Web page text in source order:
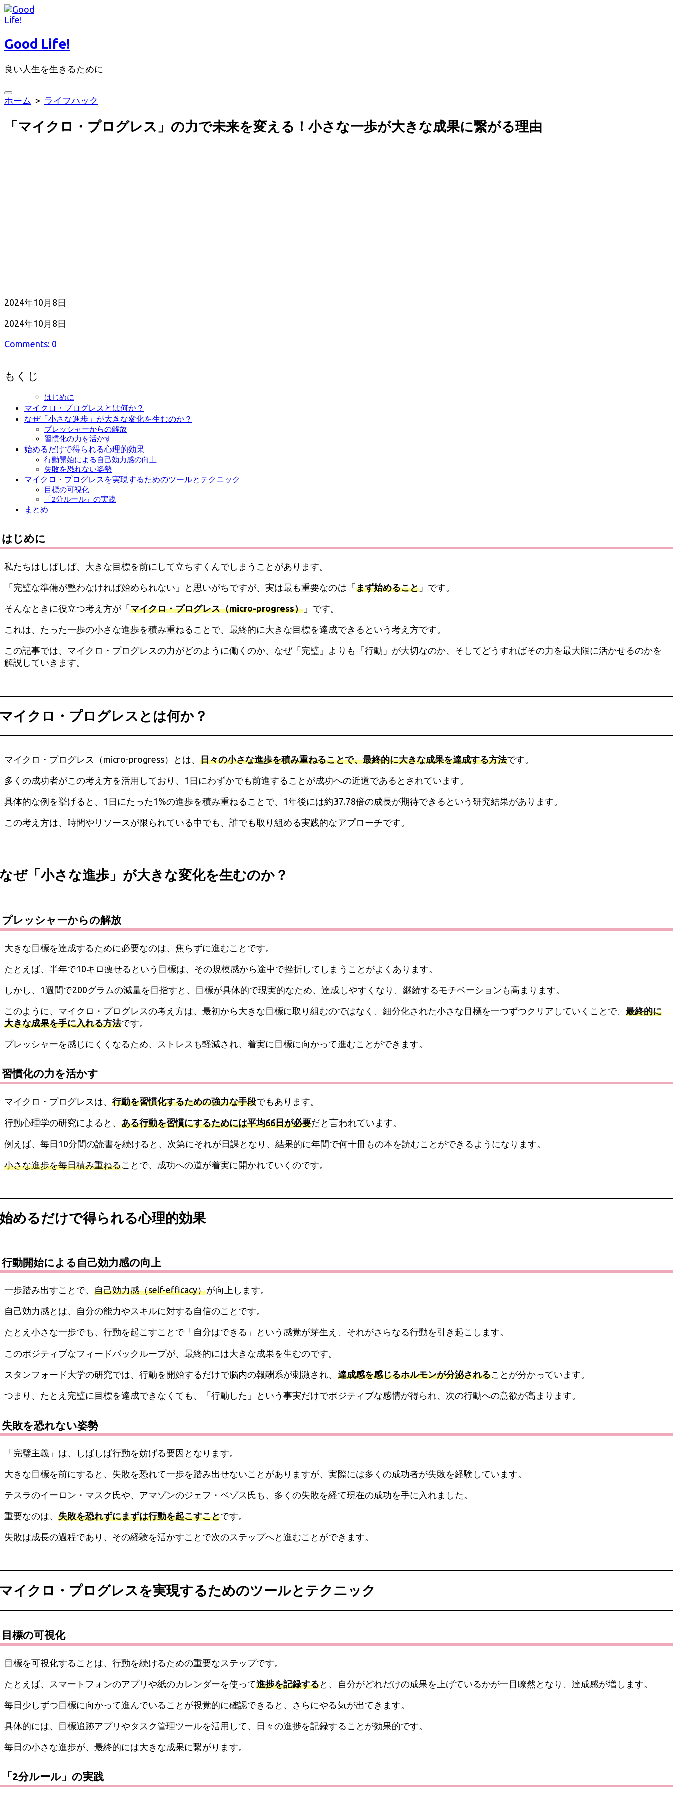
コ
ン
ン
へ
キ
ッ
プ
Good Life!
良い人生を生きるために
検
索
ホーム > ライフハック
「マイクロ・プログレス」の力で未来を変える！小さな一歩が大きな成果に繋がる理由
公
日
2024年10月8日
最
更
日
2024年10月8日
Comments: 0
もくじ
はじめに
マイクロ・プログレスとは何か？
なぜ「小さな進歩」が大きな変化を生むのか？
プレッシャーからの解放
習慣化の力を活かす
始めるだけで得られる心理的効果
行動開始による自己効力感の向上
失敗を恐れない姿勢
マイクロ・プログレスを実現するためのツールとテクニック
目標の可視化
「2分ルール」の実践
まとめ
はじめに
私たちはしばしば、大きな目標を前にして立ちすくんでしまうことがあります。
「完璧な準備が整わなければ始められない」と思いがちですが、実は最も重要なのは「まず始めること 」です。
そんなときに役立つ考え方が「マイクロ・プログレス（micro-progress） 」です。
これは、たった一歩の小さな進歩を積み重ねることで、最終的に大きな目標を達成できるという考え方です。
この記事では、マイクロ・プログレスの力がどのように働くのか、なぜ「完璧」よりも「行動」が大切なのか、そしてどうすればその力を最大限に活かせるのかを
解説していきます。
イクロ・プログレスとは何か？
マイクロ・プログレス（micro-progress）とは、 日々の小さな進歩を積み重ねることで、最終的に大きな成果を達成する方法です。
多くの成功者がこの考え方を活用しており、1日にわずかでも前進することが成功への近道であるとされています。
具体的な例を挙げると、1日にたった1%の進歩を積み重ねることで、1年後には約37.78倍の成長が期待できるという研究結果があります。
この考え方は、時間やリソースが限られている中でも、誰でも取り組める実践的なアプローチです。
ぜ「小さな進歩」が大きな変化を生むのか？
プレッシャーからの解放
大きな目標を達成するために必要なのは、焦らずに進むことです。
たとえば、半年で10キロ痩せるという目標は、その規模感から途中で挫折してしまうことがよくあります。
しかし、1週間で200グラムの減量を目指すと、目標が具体的で現実的なため、達成しやすくなり、継続するモチベーションも高まります。
このように、マイクロ・プログレスの考え方は、最初から大きな目標に取り組むのではなく、細分化された小さな目標を一つずつクリアしていくことで、 最終的に
大きな成果を手に入れる方法です。
プレッシャーを感じにくくなるため、ストレスも軽減され、着実に目標に向かって進むことができます。
習慣化の力を活かす
マイクロ・プログレスは、 行動を習慣化するための強力な手段でもあります。
行動心理学の研究によると、 ある行動を習慣にするためには平均66日が必要だと言われています。
例えば、毎日10分間の読書を続けると、次第にそれが日課となり、結果的に年間で何十冊もの本を読むことができるようになります。
小さな進歩を毎日積み重ねることで、成功への道が着実に開かれていくのです。
めるだけで得られる心理的効果
行動開始による自己効力感の向上
一歩踏み出すことで、 自己効力感（self-efficacy）が向上します。
自己効力感とは、自分の能力やスキルに対する自信のことです。
たとえ小さな一歩でも、行動を起こすことで「自分はできる」という感覚が芽生え、それがさらなる行動を引き起こします。
このポジティブなフィードバックループが、最終的には大きな成果を生むのです。
スタンフォード大学の研究では、行動を開始するだけで脳内の報酬系が刺激され、 達成感を感じるホルモンが分泌されることが分かっています。
つまり、たとえ完璧に目標を達成できなくても、「行動した」という事実だけでポジティブな感情が得られ、次の行動への意欲が高まります。
失敗を恐れない姿勢
「完璧主義」は、しばしば行動を妨げる要因となります。
大きな目標を前にすると、失敗を恐れて一歩を踏み出せないことがありますが、実際には多くの成功者が失敗を経験しています。
テスラのイーロン・マスク氏や、アマゾンのジェフ・ベゾス氏も、多くの失敗を経て現在の成功を手に入れました。
重要なのは、 失敗を恐れずにまずは行動を起こすことです。
失敗は成長の過程であり、その経験を活かすことで次のステップへと進むことができます。
イクロ・プログレスを実現するためのツールとテクニック
目標の可視化
目標を可視化することは、行動を続けるための重要なステップです。
たとえば、スマートフォンのアプリや紙のカレンダーを使って進捗を記録すると、自分がどれだけの成果を上げているかが一目瞭然となり、達成感が増します。
毎日少しずつ目標に向かって進んでいることが視覚的に確認できると、さらにやる気が出てきます。
具体的には、目標追跡アプリやタスク管理ツールを活用して、日々の進捗を記録することが効果的です。
毎日の小さな進歩が、最終的には大きな成果に繋がります。
「2分ルール」の実践